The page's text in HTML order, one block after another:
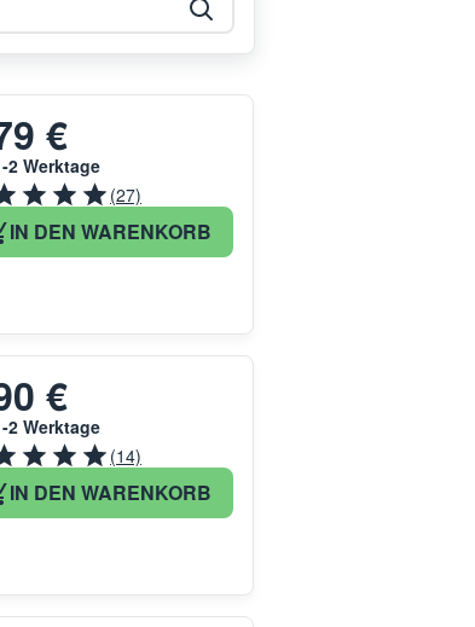
€
2 Werktage
(27)
IN DEN WARENKORB
€
2 Werktage
(14)
IN DEN WARENKORB